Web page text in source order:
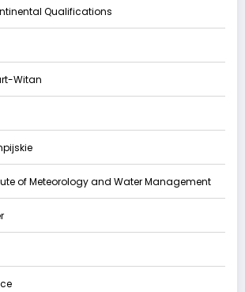
Qualifications
Witan
of Meteorology and Water Management